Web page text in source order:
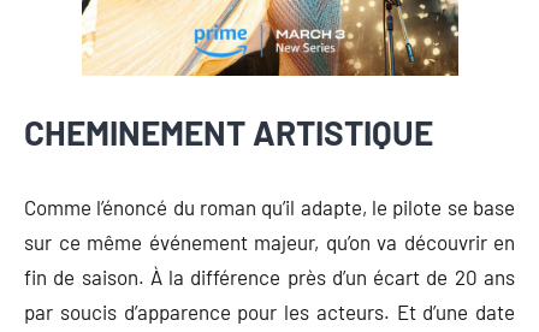
CHEMINEMENT ARTISTIQUE
Comme l’énoncé du roman qu’il adapte, le pilote se base
sur ce même événement majeur, qu’on va découvrir en
fin de saison. À la différence près d’un écart de 20 ans
par soucis d’apparence pour les acteurs. Et d’une date